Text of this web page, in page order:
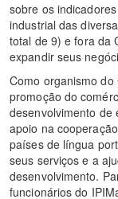
sobre os
industrial das
total de 9) e fora da
expandir seus
Como organismo
promoção do
desenvolvimento de
apoio na
países de língua
seus serviços e a
desenvolvimento.
funcionários do